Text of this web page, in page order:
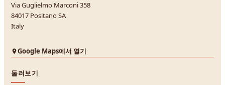
Via Guglielmo Marconi 358
84017 Positano SA
Italy
Google Maps에서 열기
둘러보기